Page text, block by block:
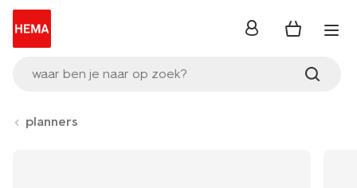
waar ben je naar op zoek?
inloggen
planners